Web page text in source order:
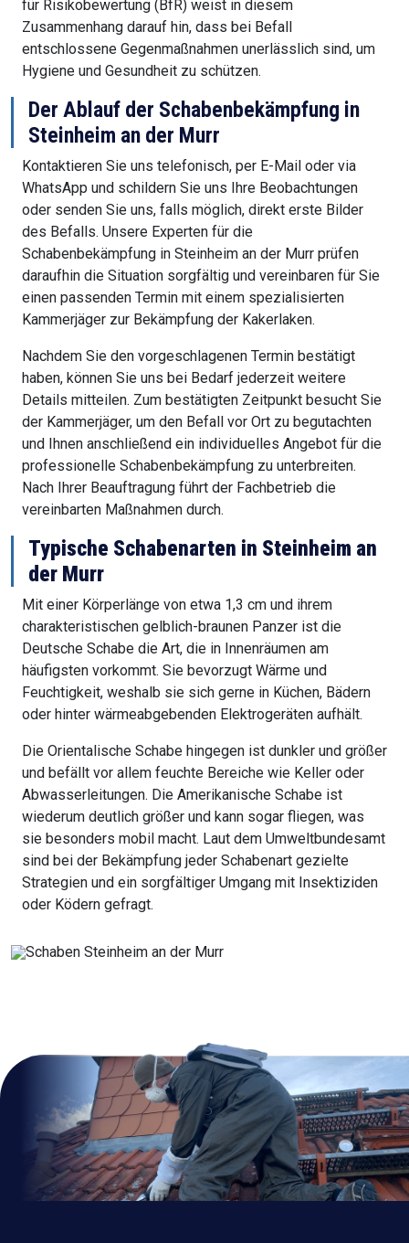
für Risikobewertung (BfR) weist in diesem
Zusammenhang darauf hin, dass bei Befall
entschlossene Gegenmaßnahmen unerlässlich sind, um
Hygiene und Gesundheit zu schützen.
Der Ablauf der Schabenbekämpfung in
Steinheim an der Murr
Kontaktieren Sie uns telefonisch, per E-Mail oder via
WhatsApp und schildern Sie uns Ihre Beobachtungen
oder senden Sie uns, falls möglich, direkt erste Bilder
des Befalls. Unsere Experten für die
Schabenbekämpfung in Steinheim an der Murr prüfen
daraufhin die Situation sorgfältig und vereinbaren für Sie
einen passenden Termin mit einem spezialisierten
Kammerjäger zur Bekämpfung der Kakerlaken.
Nachdem Sie den vorgeschlagenen Termin bestätigt
haben, können Sie uns bei Bedarf jederzeit weitere
Details mitteilen. Zum bestätigten Zeitpunkt besucht Sie
der Kammerjäger, um den Befall vor Ort zu begutachten
und Ihnen anschließend ein individuelles Angebot für die
professionelle Schabenbekämpfung zu unterbreiten.
Nach Ihrer Beauftragung führt der Fachbetrieb die
vereinbarten Maßnahmen durch.
Typische Schabenarten in Steinheim an
der Murr
Mit einer Körperlänge von etwa 1,3 cm und ihrem
charakteristischen gelblich-braunen Panzer ist die
Deutsche Schabe die Art, die in Innenräumen am
häufigsten vorkommt. Sie bevorzugt Wärme und
Feuchtigkeit, weshalb sie sich gerne in Küchen, Bädern
oder hinter wärmeabgebenden Elektrogeräten aufhält.
Die Orientalische Schabe hingegen ist dunkler und größer
und befällt vor allem feuchte Bereiche wie Keller oder
Abwasserleitungen. Die Amerikanische Schabe ist
wiederum deutlich größer und kann sogar fliegen, was
sie besonders mobil macht. Laut dem Umweltbundesamt
sind bei der Bekämpfung jeder Schabenart gezielte
Strategien und ein sorgfältiger Umgang mit Insektiziden
oder Ködern gefragt.